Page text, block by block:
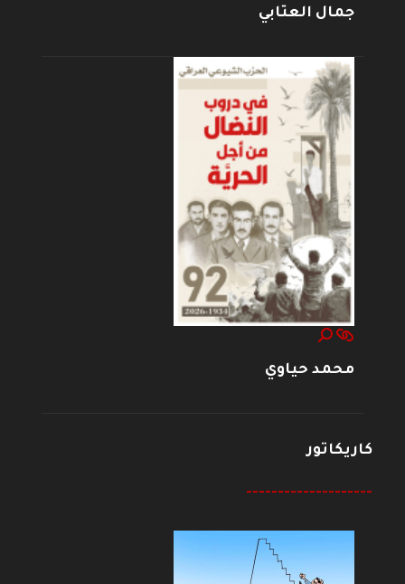
جمال العتابي
محمد حياوي
كاريكاتور
--------------------